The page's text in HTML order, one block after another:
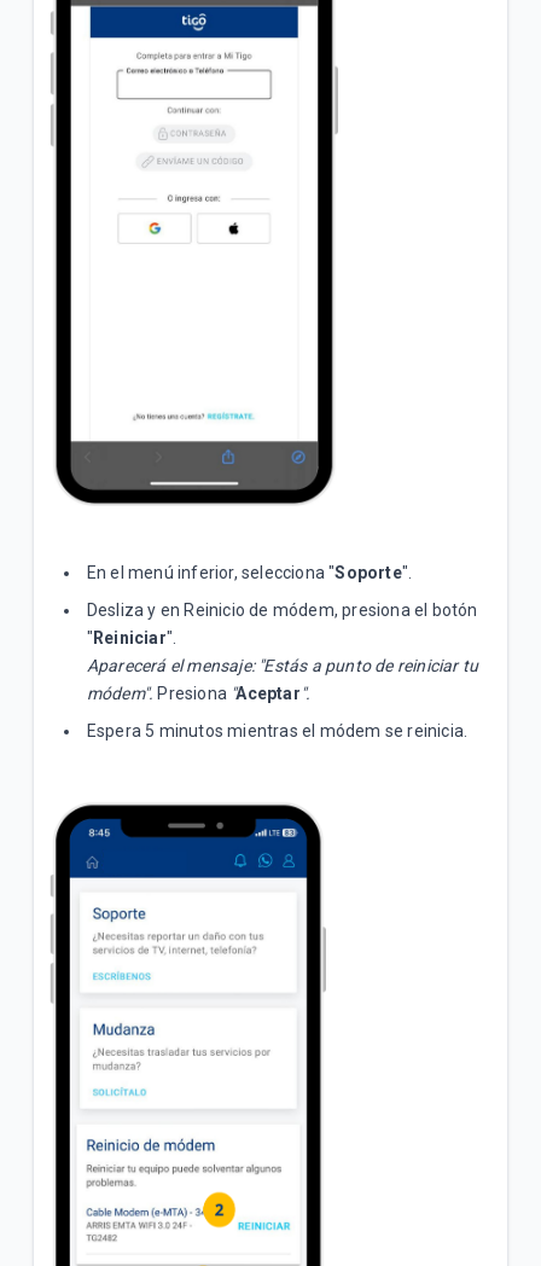
En el menú inferior, selecciona "Soporte".
Desliza y en Reinicio de módem, presiona el botón
"Reiniciar".
Aparecerá el mensaje: "Estás a punto de reiniciar tu
módem".Presiona "Aceptar".
Espera 5 minutos mientras el módem se reinicia.